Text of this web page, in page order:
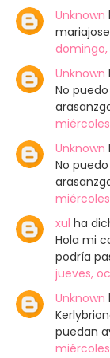
Unknown
domingo,
Unknown
No
Unknown
No
xul ha
Hola mi
podría
jueves,
Unknown
puedan